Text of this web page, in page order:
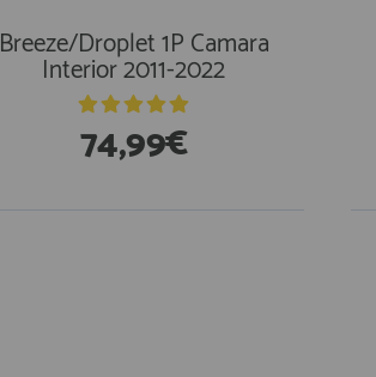
Breeze/Droplet 1P Camara
Interior 2011-2022
74,99€